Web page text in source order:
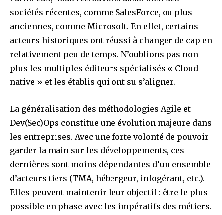
sociétés récentes, comme SalesForce, ou plus
anciennes, comme Microsoft. En effet, certains
acteurs historiques ont réussi à changer de cap en
relativement peu de temps. N’oublions pas non
plus les multiples éditeurs spécialisés « Cloud
native » et les établis qui ont su s’aligner.
La généralisation des méthodologies Agile et
Dev(Sec)Ops constitue une évolution majeure dans
les entreprises. Avec une forte volonté de pouvoir
garder la main sur les développements, ces
dernières sont moins dépendantes d’un ensemble
d’acteurs tiers (TMA, hébergeur, infogérant, etc.).
Elles peuvent maintenir leur objectif : être le plus
possible en phase avec les impératifs des métiers.